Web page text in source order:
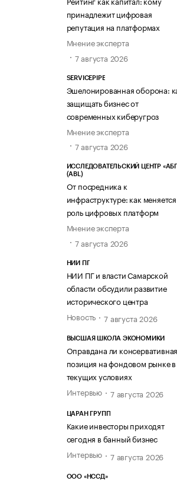
принадлежит цифровая
репутация на платформах
Мнение эксперта
7 августа 2026
SERVICEPIPE
Эшелонированная оборона:
защищать бизнес от
современных киберугроз
Мнение эксперта
7 августа 2026
ИССЛЕДОВАТЕЛЬСКИЙ ЦЕНТР
(ABL)
От посредника к
инфраструктуре: как меняется
роль цифровых платформ
Мнение эксперта
7 августа 2026
НИИ ПГ
НИИ ПГ и власти Самарской
области обсудили развитие
исторического центра
Новость
7 августа 2026
ВЫСШАЯ ШКОЛА ЭКОНОМИКИ
Оправдана ли консервативная
позиция на фондовом рынке в
текущих условиях
Интервью
7 августа 2026
ЦАРАН ГРУПП
Какие инвесторы приходят
сегодня в банный бизнес
Интервью
7 августа 2026
ООО «НССД»